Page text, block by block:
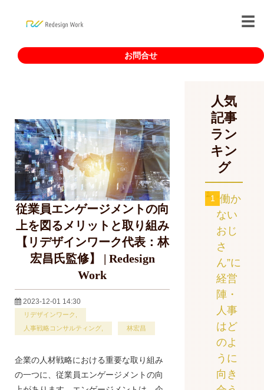
お問合せ
従業員エンゲージメントの向
上を図るメリットと取り組み
【リデザインワーク代表：林
宏昌氏監修】 | Redesign
Work
2023-12-01 14:30
リデザインワーク
人事戦略コンサルティング
林宏昌
企業の人材戦略における重要な取り組み
の一つに、従業員エンゲージメントの向
人気
記事
ラン
キン
グ
1 “働か
ない
おじ
さ
ん”に
経営
陣・
人事
はど
のよ
うに
向き